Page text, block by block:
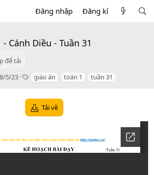
Đăng nhập Đăng kí
Cánh Diều - Tuần 31
để tải
C
8/5/23
T giáo án toán 1 tuần 31
Tải về